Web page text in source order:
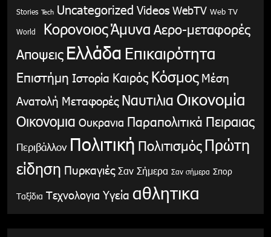
Stories Tech Uncategorized Videos WebTV Web TV
World ΚορονοιοςΆμυνα Αερο-μεταφορές
Αποψεις Ελλάδα Επικαιρότητα
Επιστήμη Ιστορία Καιρός Κόσμος Μέση
Ανατολή Μεταφορές Ναυτιλια Οικονομία
Οικονομια Ουκρανια Παραπολιτικά Πειραιας
Περιβάλλον Πολιτική Πολιτισμός Πρώτη
είδηση Πυρκαγιές Σαν Σήμερα Σαν σήμερα Σπορ
Ταξίδια Τεχνολογια Υγεία αθλητικα